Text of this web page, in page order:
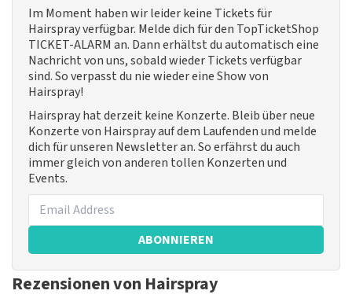
Im Moment haben wir leider keine Tickets für
Hairspray verfügbar. Melde dich für den TopTicketShop
TICKET-ALARM an. Dann erhältst du automatisch eine
Nachricht von uns, sobald wieder Tickets verfügbar
sind. So verpasst du nie wieder eine Show von
Hairspray!
Hairspray hat derzeit keine Konzerte. Bleib über neue
Konzerte von Hairspray auf dem Laufenden und melde
dich für unseren Newsletter an. So erfährst du auch
immer gleich von anderen tollen Konzerten und
Events.
ABONNIEREN
Rezensionen von Hairspray